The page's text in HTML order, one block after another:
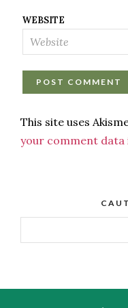
WEBSITE
This site uses
your comment data